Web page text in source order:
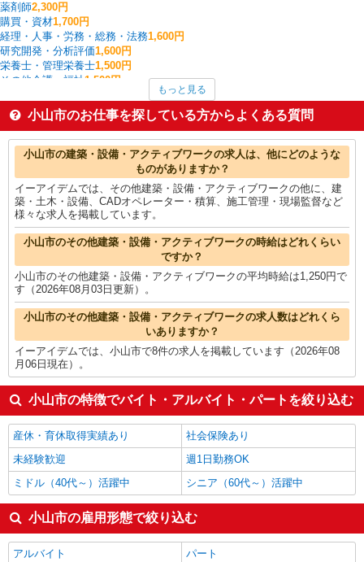
薬剤師2,300円
購買・資材1,700円
経理・人事・労務・総務・法務1,600円
研究開発・分析評価1,600円
栄養士・管理栄養士1,500円
その他介護・福祉 1,500円
その他オフィスワーク・事務1,483円
板金・塗装・溶接1,475円
看護師・保健師・看護助手・助産師1,454円
小山市の他の職種の平均時給を見る
もっと見る
小山市のお仕事を探している方からよくある質問
小山市の建築・設備・アクティブワークの求人は、他にどのような
ものがありますか？
イーアイデムでは、その他建築・設備・アクティブワークの他に、建
築・土木・設備、CADオペレーター・積算、施工管理・現場監督など
様々な求人を掲載しています。
小山市のその他建築・設備・アクティブワークの時給はどれくらい
ですか？
小山市のその他建築・設備・アクティブワークの平均時給は1,250円で
す（2026年08月03日更新）。
小山市のその他建築・設備・アクティブワークの求人数はどれくら
いありますか？
イーアイデムでは、小山市で8件の求人を掲載しています（2026年08
月06日現在）。
小山市の特徴でバイト・アルバイト・パートを絞り込む
産休・育休取得実績あり
社会保険あり
未経験歓迎
週1日勤務OK
ミドル（40代～）活躍中
シニア（60代～）活躍中
小山市の雇用形態で絞り込む
アルバイト
パート